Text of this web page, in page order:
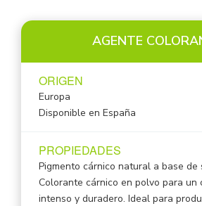
AGENTE
ORIGEN
Europa
Disponible en España
PROPIEDADES
Pigmento cárnico natural a base de
Colorante cárnico en polvo para un
intenso y duradero. Ideal para